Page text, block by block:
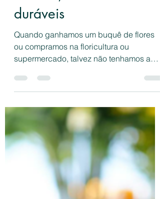
31 de jan. de 2021
4 min de leitura
O que é importante
saber para ter flores e
folhagens de corte mais
bonitas, saudáveis e
duráveis
Quando ganhamos um buquê de flores
ou compramos na floricultura ou
supermercado, talvez não tenhamos a
mínima ideia de todo o caminho...